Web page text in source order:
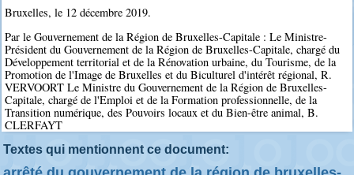
Bruxelles, le 12 décembre 2019.
Par le Gouvernement de la Région de Bruxelles-Capitale : Le Ministre-
Président du Gouvernement de la Région de Bruxelles-Capitale, chargé du
Développement territorial et de la Rénovation urbaine, du Tourisme, de la
Promotion de l'Image de Bruxelles et du Biculturel d'intérêt régional, R.
VERVOORT Le Ministre du Gouvernement de la Région de Bruxelles-
Capitale, chargé de l'Emploi et de la Formation professionnelle, de la
Transition numérique, des Pouvoirs locaux et du Bien-être animal, B.
CLERFAYT
Textes qui mentionnent ce document: